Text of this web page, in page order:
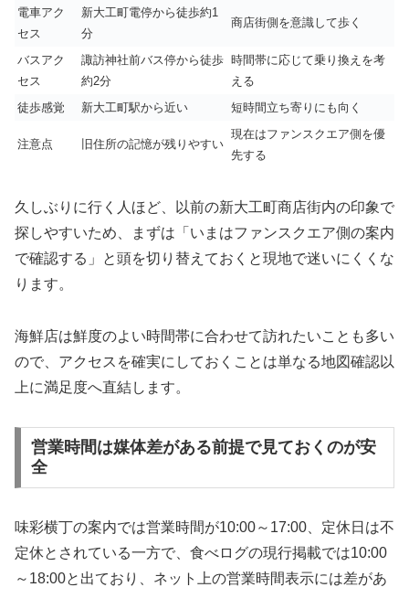
電車アク
セス
新大工町電停から徒歩約1
分
商店街側を意識して歩く
バスアク
セス
諏訪神社前バス停から徒歩
約2分
時間帯に応じて乗り換えを考
える
徒歩感覚
新大工町駅から近い 短時間立ち寄りにも向く
注意点 旧住所の記憶が残りやすい
現在はファンスクエア側を優
先する
久しぶりに行く人ほど、以前の新大工町商店街内の印象で
探しやすいため、まずは「いまはファンスクエア側の案内
で確認する」と頭を切り替えておくと現地で迷いにくくな
ります。
海鮮店は鮮度のよい時間帯に合わせて訪れたいことも多い
ので、アクセスを確実にしておくことは単なる地図確認以
上に満足度へ直結します。
営業時間は媒体差がある前提で見ておくのが安
全
味彩横丁の案内では営業時間が10:00～17:00、定休日は不
定休とされている一方で、食べログの現行掲載では10:00
～18:00と出ており、ネット上の営業時間表示には差があ